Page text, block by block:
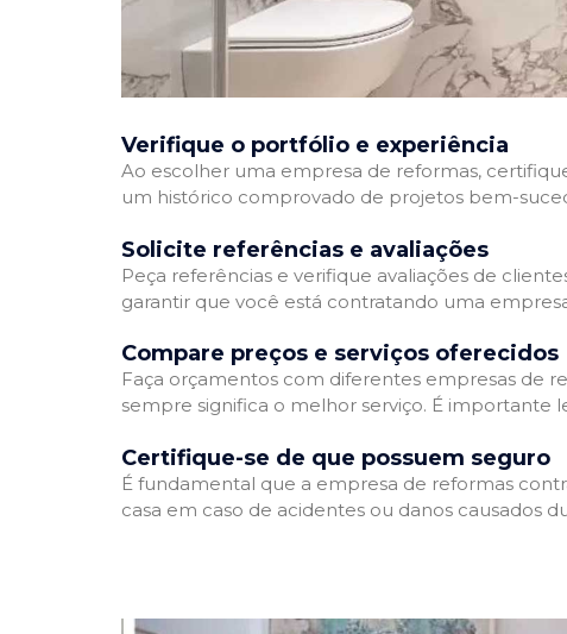
Verifique o portfólio e experiência
Ao escolher uma empresa de reformas,
um histórico comprovado de projetos bem-
Solicite referências e avaliações
Peça referências e verifique avaliações de
garantir que você está contratando uma
Compare preços e serviços oferecidos
Faça orçamentos com diferentes empresas de
sempre significa o melhor serviço. É importante
Certifique-se de que possuem seguro
É fundamental que a empresa de reformas
casa em caso de acidentes ou danos causados